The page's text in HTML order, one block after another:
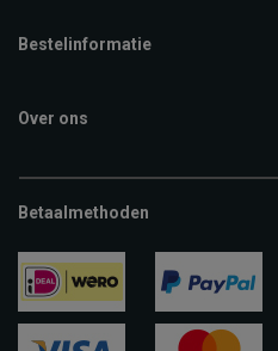
Bestelinformatie
Over ons
Betaalmethoden
ideal paypal